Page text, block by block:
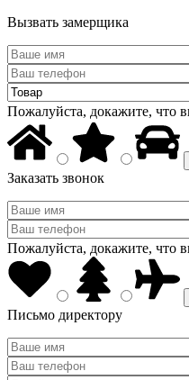
Вызвать замерщика
Пожалуйста, докажите, что
Заказать звонок
Пожалуйста, докажите, что
Письмо директору